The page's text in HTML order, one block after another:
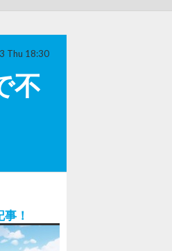
不
Thu 18:30
！